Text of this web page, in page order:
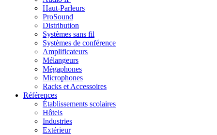
Haut-Parleurs
ProSound
Distribution
Systèmes sans fil
Systèmes de conférence
Amplificateurs
Mélangeurs
Mégaphones
Microphones
Racks et Accessoires
Références
Établissements scolaires
Hôtels
Industries
Extérieur